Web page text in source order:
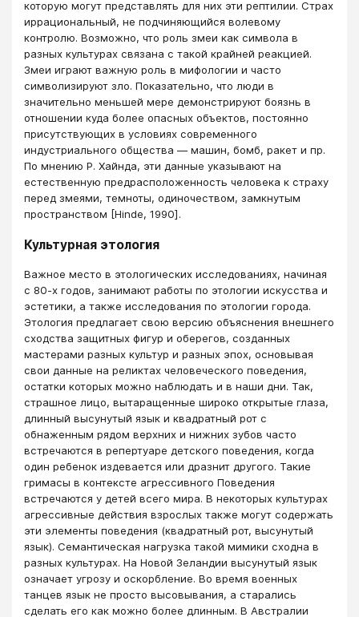
которую могут представлять для них эти рептилии. Страх
иррациональный, не подчиняющийся волевому
контролю. Возможно, что роль змеи как символа в
разных культурах связана с такой крайней реакцией.
Змеи играют важную роль в мифологии и часто
символизируют зло. Показательно, что люди в
значительно меньшей мере демонстрируют боязнь в
отношении куда более опасных объектов, постоянно
присутствующих в условиях современного
индустриального общества — машин, бомб, ракет и пр.
По мнению Р. Хайнда, эти данные указывают на
естественную предрасположенность человека к страху
перед змеями, темноты, одиночеством, замкнутым
пространством [Нinde, 1990].
Культурная этология
Важное место в этологических исследованиях, начиная
с 80-х годов, занимают работы по этологии искусства и
эстетики, а также исследования по этологии города.
Этология предлагает свою версию объяснения внешнего
сходства защитных фигур и оберегов, созданных
мастерами разных культур и разных эпох, основывая
свои данные на реликтах человеческого поведения,
остатки которых можно наблюдать и в наши дни. Так,
страшное лицо, вытаращенные широко открытые глаза,
длинный высунутый язык и квадратный рот с
обнаженным рядом верхних и нижних зубов часто
встречаются в репертуаре детского поведения, когда
один ребенок издевается или дразнит другого. Такие
гримасы в контексте агрессивного Поведения
встречаются у детей всего мира. В некоторых культурах
агрессивные действия взрослых также могут содержать
эти элементы поведения (квадратный рот, высунутый
язык). Семантическая нагрузка такой мимики сходна в
разных культурах. На Новой Зеландии высунутый язык
означает угрозу и оскорбление. Во время военных
танцев язык не просто высовывания, а старались
сделать его как можно более длинным. В Австралии